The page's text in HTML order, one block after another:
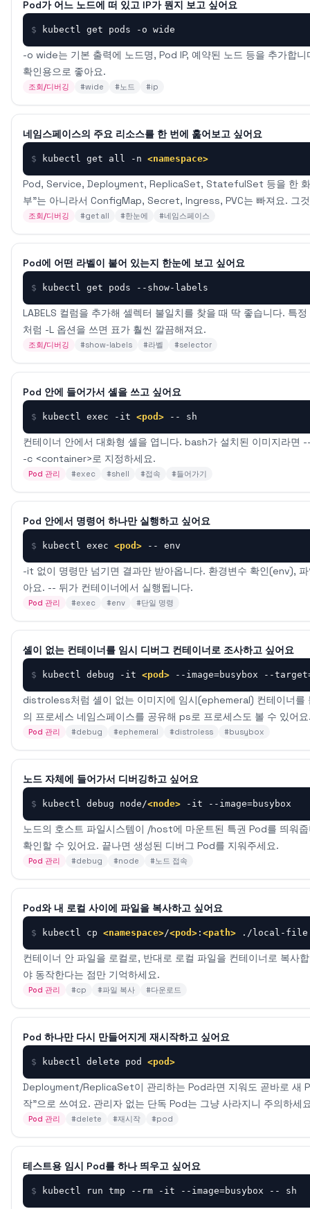
Pod가 어느 노드에 떠 있고 IP가 뭔지 보고 싶어요
$ kubectl get pods -o wide
-o wide는 기본 출력에 노드명, Pod IP, 예약된 노드 등을 추가합
확인용으로 좋아요.
조회/디버깅 #wide #노드 #ip
네임스페이스의 주요 리소스를 한 번에 훑어보고 싶어요
$ kubectl get all -n <namespace>
Pod, Service, Deployment, ReplicaSet, StatefulSet 등을 한 화
부"는 아니라서 ConfigMap, Secret, Ingress, PVC는 빠져요. 그
조회/디버깅 #get all #한눈에 #네임스페이스
Pod에 어떤 라벨이 붙어 있는지 한눈에 보고 싶어요
$ kubectl get pods --show-labels
LABELS 컬럼을 추가해 셀렉터 불일치를 찾을 때 딱 좋습니다. 특
처럼 -L 옵션을 쓰면 표가 훨씬 깔끔해져요.
조회/디버깅 #show-labels #라벨 #selector
Pod 안에 들어가서 셸을 쓰고 싶어요
$ kubectl exec -it <pod> -- sh
컨테이너 안에서 대화형 셸을 엽니다. bash가 설치된 이미지라면
-c <container>로 지정하세요.
Pod 관리 #exec #shell #접속 #들어가기
Pod 안에서 명령어 하나만 실행하고 싶어요
$ kubectl exec <pod> -- env
-it 없이 명령만 넘기면 결과만 받아옵니다. 환경변수 확인(env),
아요. -- 뒤가 컨테이너에서 실행됩니다.
Pod 관리 #exec #env #단일 명령
셸이 없는 컨테이너를 임시 디버그 컨테이너로 조사하고 싶어요
$ kubectl debug -it <pod> --image=busybox --
distroless처럼 셸이 없는 이미지에 임시(ephemeral) 컨테이너
의 프로세스 네임스페이스를 공유해 ps로 프로세스도 볼 수 있어
Pod 관리 #debug #ephemeral #distroless #busybox
노드 자체에 들어가서 디버깅하고 싶어요
$ kubectl debug node/<node> -it --image=busybox
노드의 호스트 파일시스템이 /host에 마운트된 특권 Pod를 띄워
확인할 수 있어요. 끝나면 생성된 디버그 Pod를 지워주세요.
Pod 관리 #debug #node #노드 접속
Pod와 내 로컬 사이에 파일을 복사하고 싶어요
$ kubectl cp <namespace>/<pod> : <path> ./local-file
컨테이너 안 파일을 로컬로, 반대로 로컬 파일을 컨테이너로 복사
야 동작한다는 점만 기억하세요.
Pod 관리 #cp #파일 복사 #다운로드
Pod 하나만 다시 만들어지게 재시작하고 싶어요
$ kubectl delete pod <pod>
Deployment/ReplicaSet이 관리하는 Pod라면 지워도 곧바로 새
작"으로 쓰여요. 관리자 없는 단독 Pod는 그냥 사라지니 주의하세
Pod 관리 #delete #재시작 #pod
테스트용 임시 Pod를 하나 띄우고 싶어요
$ kubectl run tmp --rm -it --image=busybox -- sh